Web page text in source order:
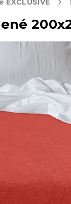
EXCLUSIVE